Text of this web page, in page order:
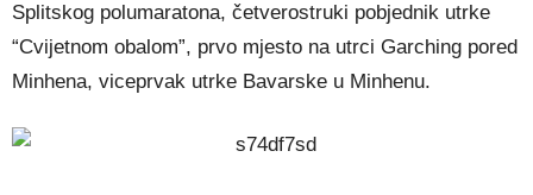
Splitskog polumaratona, četverostruki pobjednik utrke
“Cvijetnom obalom”, prvo mjesto na utrci Garching pored
Minhena, viceprvak utrke Bavarske u Minhenu.